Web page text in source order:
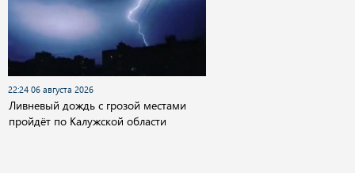
22:24 06 августа 2026
Ливневый дождь с грозой местами
пройдёт по Калужской области